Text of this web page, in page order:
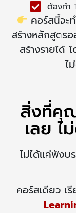
ต้องทำ
คอร์สนี้จะ
สร้างหลักสูตรอ
สร้างรายได้
ไ
สิ่งที่คุ
เลย ไ
ไม่ได้แค่ฟังบ
คอร์สเดียว เ